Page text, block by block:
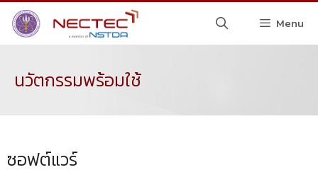
Menu
นวัตกรรมพร้อมใช้
ซอฟต์แวร์